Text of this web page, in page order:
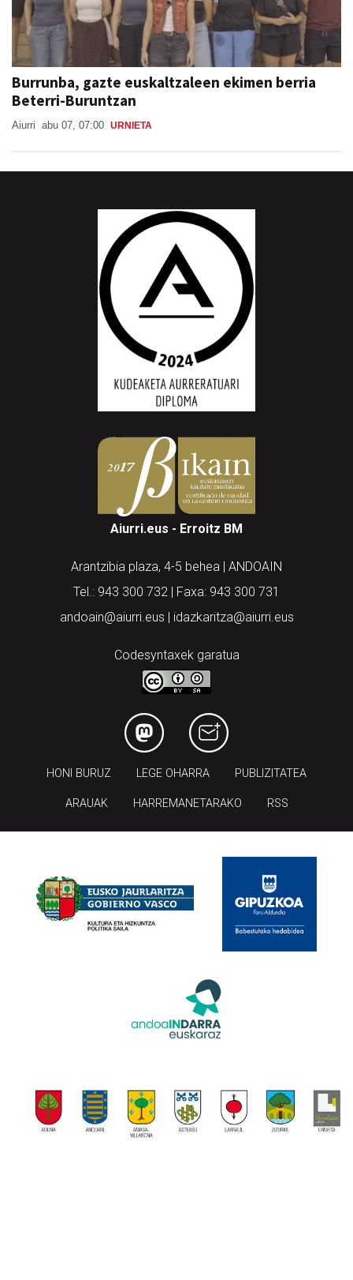
Burrunba, gazte euskaltzaleen ekimen berria
Beterri-Buruntzan
Aiurri abu 07, 07:00 URNIETA
Aiurri.eus - Erroitz BM
Arantzibia plaza, 4-5 behea | ANDOAIN
Tel.: 943 300 732 | Faxa: 943 300 731
andoain@aiurri.eus | idazkaritza@aiurri.eus
Codesyntaxek garatua
HONI BURUZ LEGE OHARRA PUBLIZITATEA
ARAUAK HARREMANETARAKO RSS